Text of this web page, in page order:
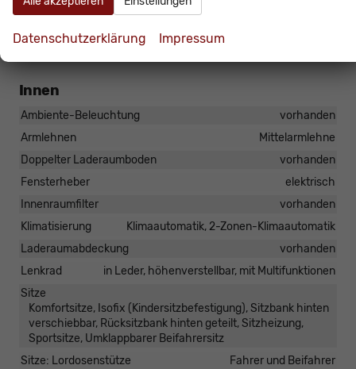
kompatible Smartphone-Apps (z.B. Google Maps
möglich.
Innen
Ambiente-Beleuchtung
vorhanden
Armlehnen
Mittelarmlehne
Doppelter Laderaumboden
vorhanden
Fensterheber
elektrisch
Innenraumfilter
vorhanden
Klimatisierung
Klimaautomatik, 2-Zonen-Klimaautomatik
Laderaumabdeckung
vorhanden
Lenkrad
in Leder, höhenverstellbar, mit Multifunktionen
Sitze
Komfortsitze, Isofix (Kindersitzbefestigung), Sitzbank hinten
verschiebbar, Rücksitzbank hinten geteilt, Sitzheizung,
Sportsitze, Umklappbarer Beifahrersitz
Sitze: Lordosenstütze
Fahrer und Beifahrer
Datenschutzerklärung Impressum